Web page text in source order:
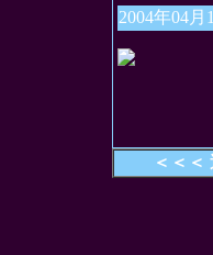
2004年04月
＜＜＜